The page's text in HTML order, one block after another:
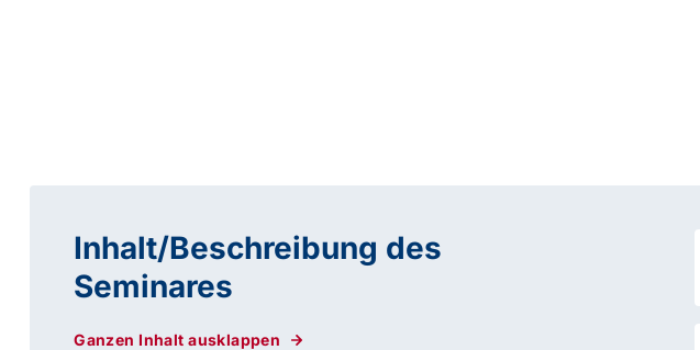
Inhalt/Beschreibung des
Seminares
Ganzen Inhalt ausklappen